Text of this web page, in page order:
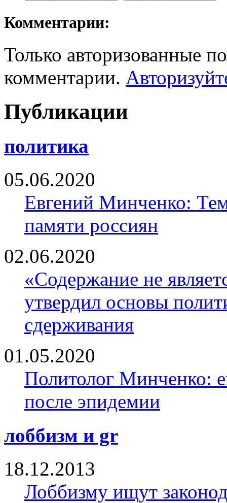
Комментарии:
Только авторизованные
комментарии.
Публикации
политика
05.06.2020
Евгений Минченко:
памяти россиян
02.06.2020
«Содержание не
утвердил основы
сдерживания
01.05.2020
Политолог Минченко:
после эпидемии
лоббизм и gr
18.12.2013
Лоббизму ищут